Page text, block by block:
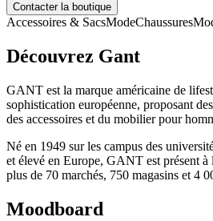
Contacter la boutique
Accessoires & SacsModeChaussures
Découvrez Gant
GANT est la marque américaine de
sophistication européenne, proposant
des accessoires et du mobilier pour
Né en 1949 sur les campus des
et élevé en Europe, GANT est présent à
plus de 70 marchés, 750 magasins et 4
Moodboard